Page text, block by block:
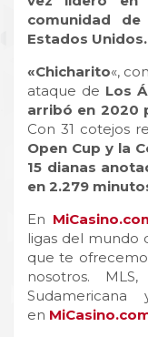
comunidad
Estados Unidos.
«Chicharito«,
ataque de Los
arribó en 2020
Con 31 cotejos
Open Cup y la
15 dianas
en 2.279
En
ligas del mundo
que te
nosotros.
en